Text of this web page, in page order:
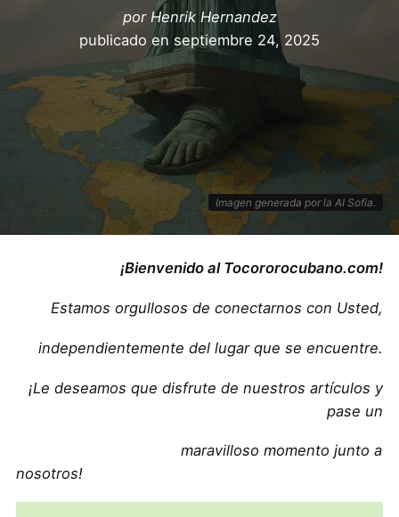
por Henrik Hernandez
publicado en septiembre 24, 2025
Imagen generada por la AI Sofia.
¡Bienvenido al Tocororocubano.com!
Estamos orgullosos de conectarnos con Usted,
independientemente del lugar que se encuentre.
¡Le deseamos que disfrute de nuestros artículos y
pase un
maravilloso momento junto a
nosotros!